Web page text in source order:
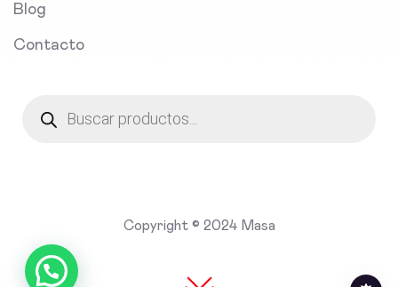
Blog
Contacto
search
Copyright © 2024 Masa